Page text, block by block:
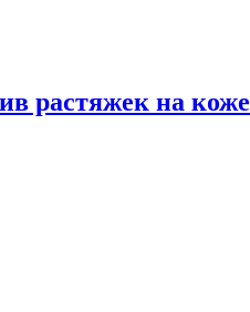
растяжек на коже